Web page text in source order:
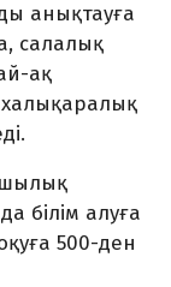
анықтауға
салалық
ақ
халықаралық
білім алуға
500-ден